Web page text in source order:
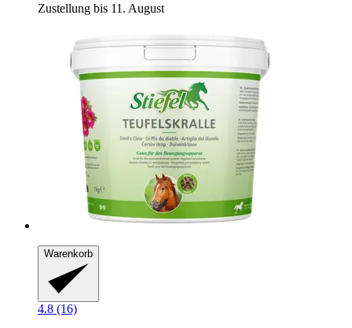
Zustellung bis 11. August
Warenkorb
4.8 (16)